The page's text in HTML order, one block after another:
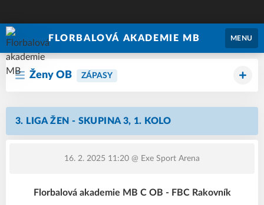
FLORBALOVÁ AKADEMIE MB MENU
Ženy OB ZÁPASY
3. LIGA ŽEN - SKUPINA 3, 1. KOLO
16. 2. 2025 11:20 @ Exe Sport Arena
Florbalová akademie MB C OB - FBC Rakovník